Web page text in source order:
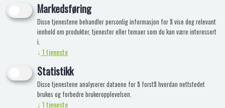
Markedsføring
Disse tjenestene behandler personlig informasjon for å vise deg relevant
innhold om produkter, tjenester eller temaer som du kan være interessert
i.
↓ 1tjeneste
Statistikk
Disse tjenestene analyserer dataene for å forstå hvordan nettstedet
brukes og forbedre brukeropplevelsen.
↓ 1tjeneste